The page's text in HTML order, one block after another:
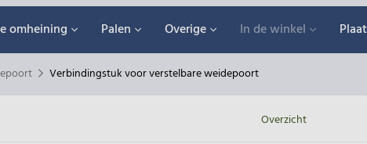
omheining Palen Overige In de winkel
Verbindingstuk voor verstelbare weidepoort
Overzicht